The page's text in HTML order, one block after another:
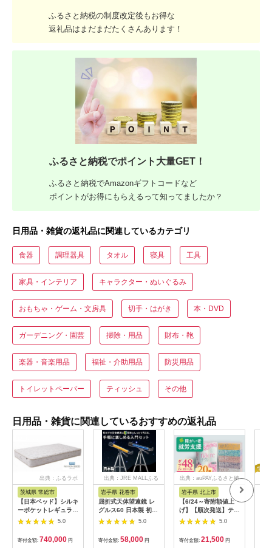
ふるさと納税の制度改定後もお得な
返礼品はまだまだたくさんあります！
ふるさと納税でポイント大量GET！
ふるさと納税でAmazonギフトコードなど
ポイントがお得にもらえるって知ってましたか？
日用品・雑貨の返礼品に関連しているカテゴリ
食器 調理器具 タオル 寝具 工具
家具・インテリア キャラクター・ぬいぐるみ
おもちゃ・ゲーム・文房具 切手・はがき 本・DVD
ガーデニング・園芸 掃除・用品 財布・鞄
楽器・音楽用品 福祉・介助用品 防災用品
トイレットペーパー ティッシュ その他
日用品・雑貨に関連しているおすすめの返礼品
出典：ふるラボ
茨城県 常総市
【日本ベッド】シルキ
ーポケットレギュラー
11334 シングル 日本
ベッド シルキーポケ
ットレギュラー シン
グル 通気性 ロングセ
5.0
寄付金額: 740,000 円
出典：JRE MALLふる
さと納税
岩手県 花巻市
屈折式天体望遠鏡 レ
グルス60 日本製 初心
者用 スマホ撮影 (カラ
ー：オレンジ）
【1835-2】
5.0
寄付金額: 58,000 円
出典：auPAYふるさと納
岩手県 北上市
【6/24～寄附額値上
げ】【順次発送】ティ
ッシュペーパー 20箱
＆ トイレットロール
(ダブル) 48個 福祉施
設支援 日用品 常備品
5.0
寄付金額: 21,500 円